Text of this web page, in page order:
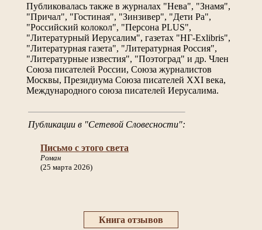
Публиковалась также в журналах "Нева", "Знамя",
"Причал", "Гостиная", "Зинзивер", "Дети Ра",
"Российский колокол", "Персона PLUS",
"Литературный Иерусалим", газетах "НГ-Exlibris",
"Литературная газета", "Литературная Россия",
"Литературные известия", "Поэтоград" и др. Член
Союза писателей России, Союза журналистов
Москвы, Президиума Союза писателей XXI века,
Международного союза писателей Иерусалима.
Публикации в "Сетевой Словесности":
Письмо с этого света
Роман
(25 марта 2026)
Книга отзывов